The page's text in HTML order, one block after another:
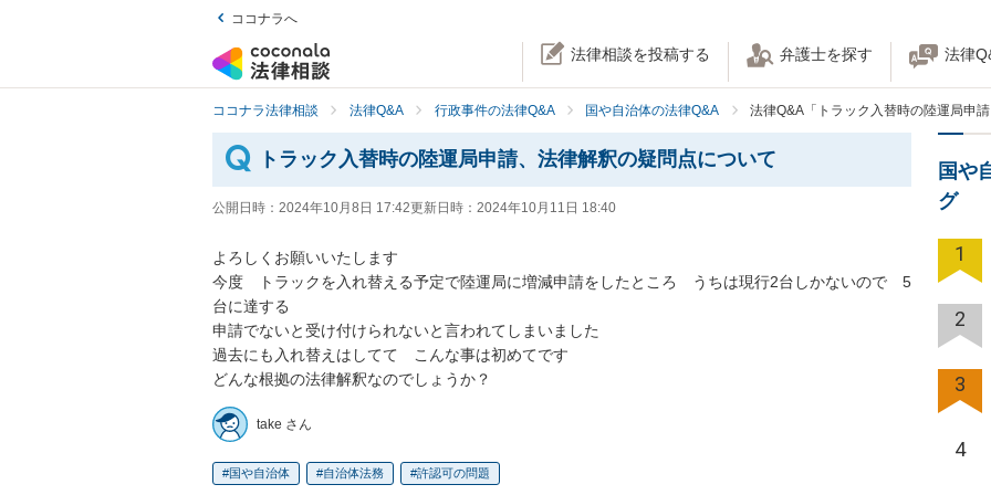
ココナラへ
法律相談を投稿する 弁護士を探す 法律
ココナラ法律相談 法律Q&A 行政事件の法律Q&A 国や自治体の法律Q&A 法律Q&A「トラック入替時の陸運局申
トラック入替時の陸運局申請、法律解釈の疑問点について
公開日時： 2024年10月8日 17:42更新日時： 2024年10月11日 18:40
よろしくお願いいたします
今度　トラックを入れ替える予定で陸運局に増減申請をしたところ　うちは現行2台しかないので　5
台に達する
申請でないと受け付けられないと言われてしまいました
過去にも入れ替えはしてて　こんな事は初めてです
どんな根拠の法律解釈なのでしょうか？
take さん
国や自治体 自治体法務 許認可の問題
国や
グ
1
2
3
4